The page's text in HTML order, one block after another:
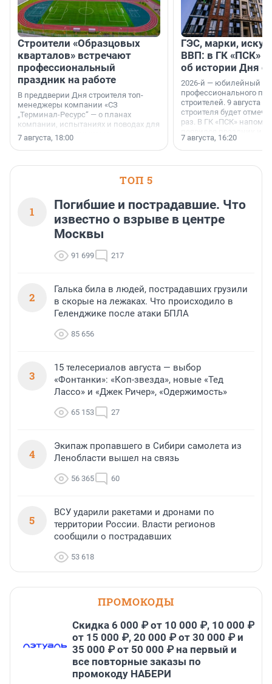
Строители «Образцовых
кварталов» встречают
профессиональный
праздник на работе
В преддверии Дня строителя топ-
менеджеры компании «СЗ
„Терминал-Ресурс“ — о планах
компании, испытаниях и поводах для
осторожного оптимизма.
7 августа, 18:00
ГЭС, марки,
ВВП: в ГК «ПСК»
об истории Дня
2026-й — юбилейный
профессионального
строителей. 9 августа
строителя будет
раз. В ГК «ПСК»
поменялась роль
7 августа, 16:20
ТОП 5
1
Погибшие и пострадавшие. Что
известно о взрыве в центре
Москвы
91 699 217
2
Галька била в людей, пострадавших грузили
в скорые на лежаках. Что происходило в
Геленджике после атаки БПЛА
85 656
3
15 телесериалов августа — выбор
«Фонтанки»: «Коп-звезда», новые «Тед
Лассо» и «Джек Ричер», «Одержимость»
65 153 27
4
Экипаж пропавшего в Сибири самолета из
Ленобласти вышел на связь
56 365 60
5
ВСУ ударили ракетами и дронами по
территории России. Власти регионов
сообщили о пострадавших
53 618
ПРОМОКОДЫ
Скидка 6 000 ₽ от 10 000 ₽, 10 000 ₽
от 15 000 ₽, 20 000 ₽ от 30 000 ₽ и
35 000 ₽ от 50 000 ₽ на первый и
все повторные заказы по
промокоду НАБЕРИ